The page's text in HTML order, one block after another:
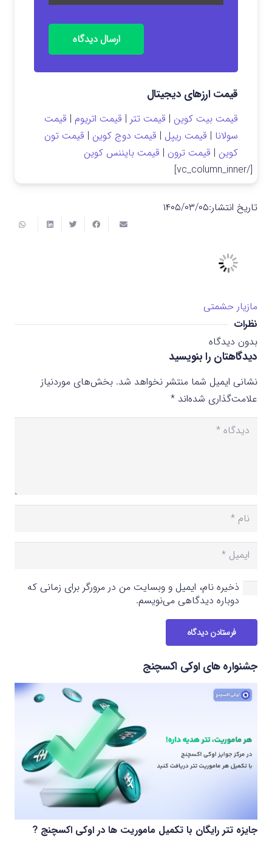
ارسال دیدگاه
قیمت ارزهای دیجیتال
قیمت بیت کوین | قیمت تتر | قیمت اتریوم | قیمت
سولانا | قیمت ریپل | قیمت دوج کوین | قیمت تون
کوین | قیمت ترون | قیمت بایننس کوین
[/vc_column_inner]
تاریخ انتشار:۱۴۰۵/۰۳/۰۵
مازیار حشمتی
نظرات
بدون دیدگاه
دیدگاهتان را بنویسید
نشانی ایمیل شما منتشر نخواهد شد. بخش‌های موردنیاز
علامت‌گذاری شده‌اند *
ذخیره نام، ایمیل و وبسایت من در مرورگر برای زمانی که
دوباره دیدگاهی می‌نویسم.
فرستادن دیدگاه
جشنواره های اوکی اکسچنج
جایزه تتر رایگان با تکمیل ماموریت ها در اوکی اکسچنج ?